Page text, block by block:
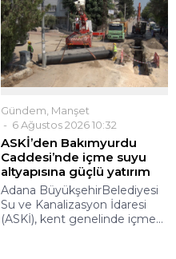
Gündem Manşet
6 Ağustos 2026 10:32
ASKİ’den Bakımyurdu
Caddesi’nde içme suyu
altyapısına güçlü yatırım
Adana BüyükşehirBelediyesi
Su ve Kanalizasyon İdaresi
(ASKİ), kent genelinde içme...